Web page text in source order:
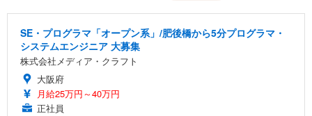
SE・プログラマ「オープン系」/肥後橋から5分プログラマ・
システムエンジニア 大募集
株式会社メディア・クラフト
大阪府
月給25万円～40万円
正社員